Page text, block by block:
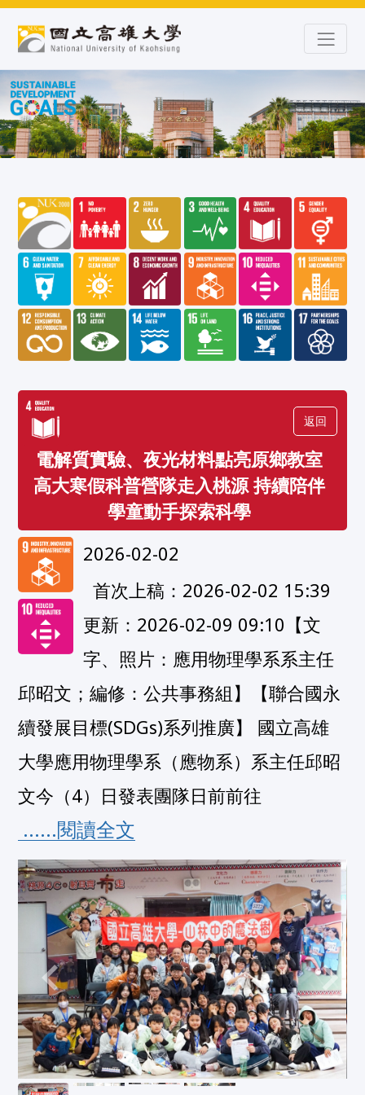
電解質實驗、夜光材料點亮原鄉教室
高大寒假科普營隊走入桃源 持續陪伴
學童動手探索科學
返回
2026-02-02
  首次上稿：2026-02-02 15:39
更新：2026-02-09 09:10【文
字、照片：應用物理學系系主任
邱昭文；編修：公共事務組】【聯合國永
續發展目標(SDGs)系列推廣】 國立高雄
大學應用物理學系（應物系）系主任邱昭
文今（4）日發表團隊日前前往
......閱讀全文